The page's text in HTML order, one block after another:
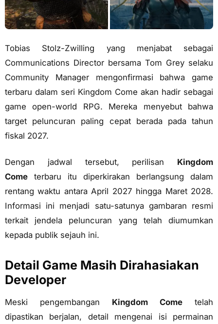
Tobias Stolz-Zwilling yang menjabat sebagai
Communications Director bersama Tom Grey selaku
Community Manager mengonfirmasi bahwa game
terbaru dalam seri Kingdom Come akan hadir sebagai
game open-world RPG. Mereka menyebut bahwa
target peluncuran paling cepat berada pada tahun
fiskal 2027.
Dengan jadwal tersebut, perilisan Kingdom
Come terbaru itu diperkirakan berlangsung dalam
rentang waktu antara April 2027 hingga Maret 2028.
Informasi ini menjadi satu-satunya gambaran resmi
terkait jendela peluncuran yang telah diumumkan
kepada publik sejauh ini.
Detail Game Masih Dirahasiakan
Developer
Meski pengembangan Kingdom Come telah
dipastikan berjalan, detail mengenai isi permainan